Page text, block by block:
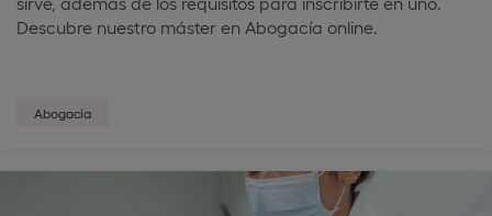
Descubre nuestro máster en Abogacía online.
Abogacía